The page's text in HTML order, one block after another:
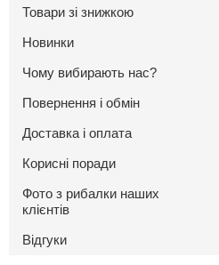
Товари зі знижкою
Новинки
Чому вибирають нас?
Повернення і обмін
Доставка і оплата
Корисні поради
Фото з рибалки наших
клієнтів
Відгуки